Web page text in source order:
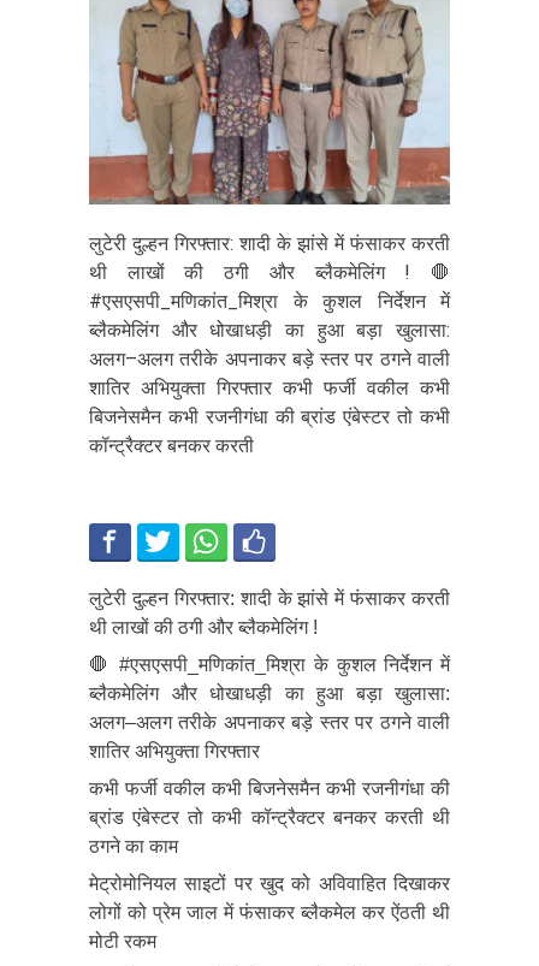
लुटेरी दुल्हन गिरफ्तार: शादी के झांसे में फंसाकर करती
थी लाखों की ठगी और ब्लैकमेलिंग ! 🛑
#एसएसपी_मणिकांत_मिश्रा के कुशल निर्देशन में
ब्लैकमेलिंग और धोखाधड़ी का हुआ बड़ा खुलासा:
अलग–अलग तरीके अपनाकर बड़े स्तर पर ठगने वाली
शातिर अभियुक्ता गिरफ्तार कभी फर्जी वकील कभी
बिजनेसमैन कभी रजनीगंधा की ब्रांड एंबेस्टर तो कभी
कॉन्ट्रैक्टर बनकर करती
लुटेरी दुल्हन गिरफ्तार: शादी के झांसे में फंसाकर करती
थी लाखों की ठगी और ब्लैकमेलिंग !
🛑 #एसएसपी_मणिकांत_मिश्रा के कुशल निर्देशन में
ब्लैकमेलिंग और धोखाधड़ी का हुआ बड़ा खुलासा:
अलग–अलग तरीके अपनाकर बड़े स्तर पर ठगने वाली
शातिर अभियुक्ता गिरफ्तार
कभी फर्जी वकील कभी बिजनेसमैन कभी रजनीगंधा की
ब्रांड एंबेस्टर तो कभी कॉन्ट्रैक्टर बनकर करती थी
ठगने का काम
मेट्रोमोनियल साइटों पर खुद को अविवाहित दिखाकर
लोगों को प्रेम जाल में फंसाकर ब्लैकमेल कर ऐंठती थी
मोटी रकम